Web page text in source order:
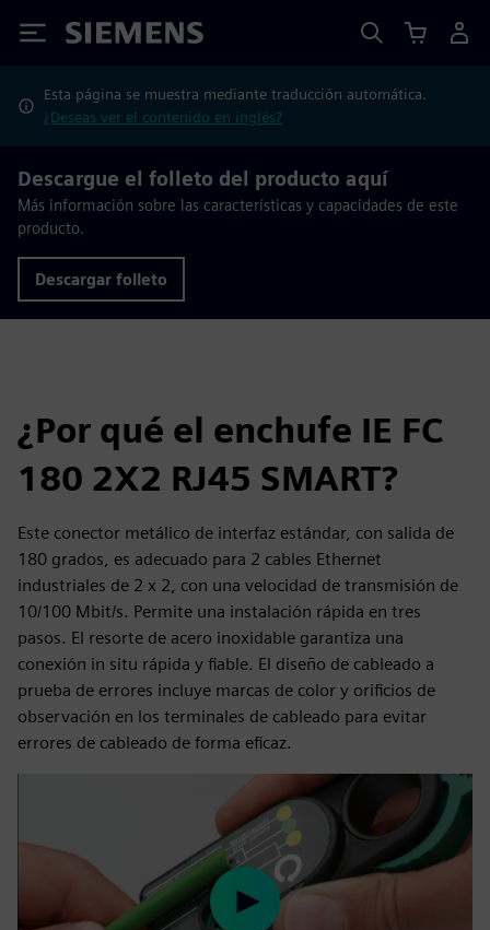
Siemens
Esta página se muestra mediante traducción automática.
¿Deseas ver el contenido en inglés?
Descargue el folleto del producto aquí
Más información sobre las características y capacidades de este
producto.
Descargar folleto
¿Por qué el enchufe IE FC
180 2X2 RJ45 SMART?
Este conector metálico de interfaz estándar, con salida de
180 grados, es adecuado para 2 cables Ethernet
industriales de 2 x 2, con una velocidad de transmisión de
10/100 Mbit/s. Permite una instalación rápida en tres
pasos. El resorte de acero inoxidable garantiza una
conexión in situ rápida y fiable. El diseño de cableado a
prueba de errores incluye marcas de color y orificios de
observación en los terminales de cableado para evitar
errores de cableado de forma eficaz.
Play